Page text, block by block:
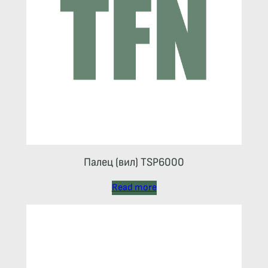
Палец (вил) TSP6000
Read more